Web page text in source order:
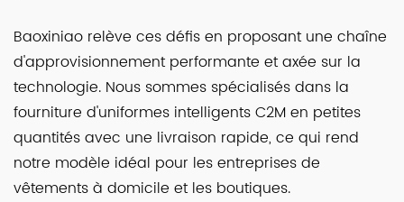
Baoxiniao relève ces défis en proposant une chaîne
d'approvisionnement performante et axée sur la
technologie. Nous sommes spécialisés dans la
fourniture d'uniformes intelligents C2M en petites
quantités avec une livraison rapide, ce qui rend
notre modèle idéal pour les entreprises de
vêtements à domicile et les boutiques.